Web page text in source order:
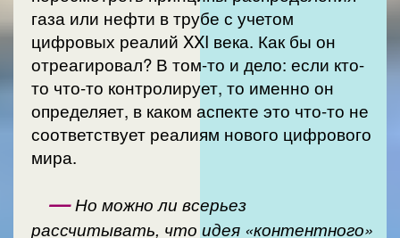
газа или нефти в трубе с учетом
цифровых реалий XXI века. Как бы он
отреагировал? В том-то и дело: если кто-
то что-то контролирует, то именно он
определяет, в каком аспекте это что-то не
соответствует реалиям нового цифрового
мира.
—Но можно ли всерьез
рассчитывать, что идея «контентного»